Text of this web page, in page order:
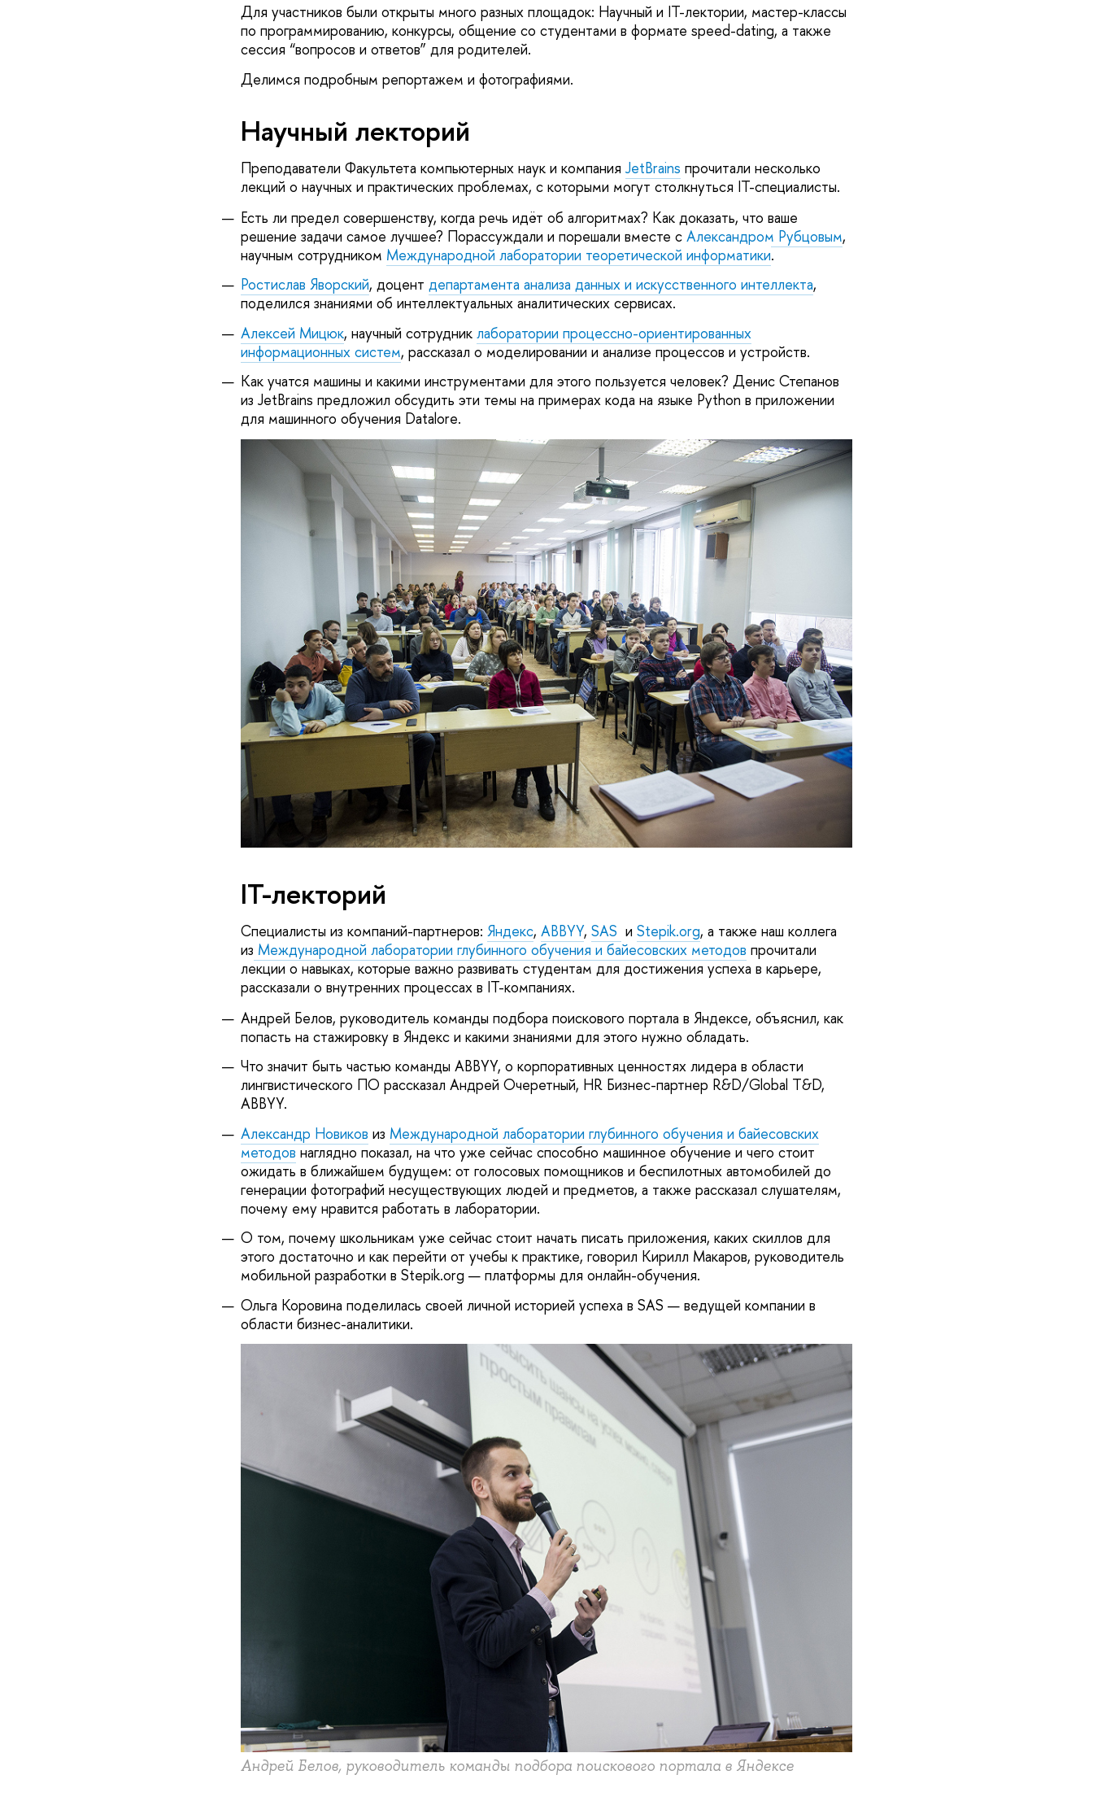
Для участников были открыты много разных площадок: Научный и IT-лектории, мастер-классы
по программированию, конкурсы, общение со студентами в формате speed-dating, а также
сессия “вопросов и ответов” для родителей.
Делимся подробным репортажем и фотографиями.
Научный лекторий
Преподаватели Факультета компьютерных наук и компания JetBrains прочитали несколько
лекций о научных и практических проблемах, с которыми могут столкнуться IT-специалисты.
Есть ли предел совершенству, когда речь идёт об алгоритмах? Как доказать, что ваше
решение задачи самое лучшее? Порассуждали и порешали вместе с Александром Рубцовым,
научным сотрудником Международной лаборатории теоретической информатики.
Ростислав Яворский, доцент департамента анализа данных и искусственного интеллекта,
поделился знаниями об интеллектуальных аналитических сервисах.
Алексей Мицюк, научный сотрудник лаборатории процессно-ориентированных
информационных систем, рассказал о моделировании и анализе процессов и устройств.
Как учатся машины и какими инструментами для этого пользуется человек? Денис Степанов
из JetBrains предложил обсудить эти темы на примерах кода на языке Python в приложении
для машинного обучения Datalore.
IT-лекторий
Специалисты из компаний-партнеров: Яндекс, ABBYY, SAS и Stepik.org, а также наш коллега
из Международной лаборатории глубинного обучения и байесовских методов прочитали
лекции о навыках, которые важно развивать студентам для достижения успеха в карьере,
рассказали о внутренних процессах в IT-компаниях.
Андрей Белов, руководитель команды подбора поискового портала в Яндексе, объяснил, как
попасть на стажировку в Яндекс и какими знаниями для этого нужно обладать.
Что значит быть частью команды ABBYY, о корпоративных ценностях лидера в области
лингвистического ПО рассказал Андрей Очеретный, HR Бизнес-партнер R&D/Global T&D,
ABBYY.
Александр Новиков из Международной лаборатории глубинного обучения и байесовских
методов наглядно показал, на что уже сейчас способно машинное обучение и чего стоит
ожидать в ближайшем будущем: от голосовых помощников и беспилотных автомобилей до
генерации фотографий несуществующих людей и предметов, а также рассказал слушателям,
почему ему нравится работать в лаборатории.
О том, почему школьникам уже сейчас стоит начать писать приложения, каких скиллов для
этого достаточно и как перейти от учебы к практике, говорил Кирилл Макаров, руководитель
мобильной разработки в Stepik.org — платформы для онлайн-обучения.
Ольга Коровина поделилась своей личной историей успеха в SAS — ведущей компании в
области бизнес-аналитики.
Андрей Белов, руководитель команды подбора поискового портала в Яндексе